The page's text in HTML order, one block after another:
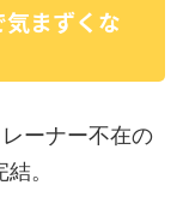
まずくな
ーナー不在の
。